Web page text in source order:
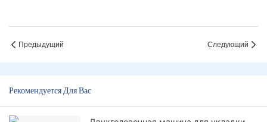
Предыдущий Следующий
Рекомендуется Для Вас